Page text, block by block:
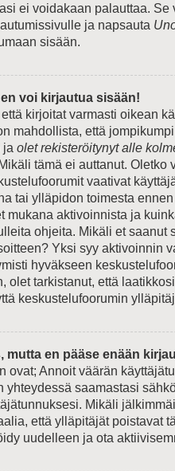
ei voidakaan palauttaa. Se
ja napsauta
sisään.
voi kirjautua sisään!
kirjoitat varmasti oikean
mahdollista, että
ja olet rekisteröitynyt alle
tämä ei auttanut. Oletko
vaativat
tai ylläpidon toimesta
mukana aktivoinnista ja
ohjeita. Mikäli et saanut
Yksi syy aktivoinnin
hyväkseen
olet tarkistanut, että
keskustelufoorumin
en pääse enään
ovat; Annoit väärän
yhteydessä saamastasi
Mikäli
että ylläpitäjät poistavat
uudelleen ja ota